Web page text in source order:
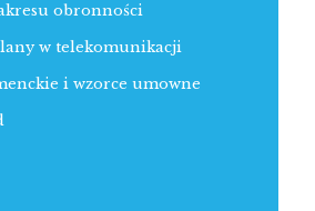
obronności
w telekomunikacji
i wzorce umowne